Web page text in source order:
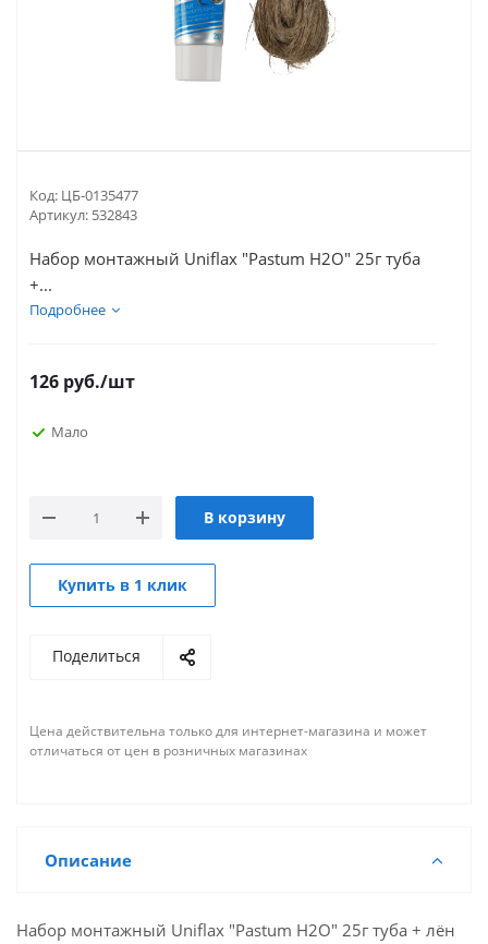
Код: ЦБ-0135477
Артикул: 532843
Набор монтажный Uniflax "Pastum H2O" 25г туба
+...
Подробнее
126 руб./шт
Мало
В корзину
Купить в 1 клик
Поделиться
Цена действительна только для интернет-магазина и может
отличаться от цен в розничных магазинах
Описание
Набор монтажный Uniflax "Pastum H2O" 25г туба + лён